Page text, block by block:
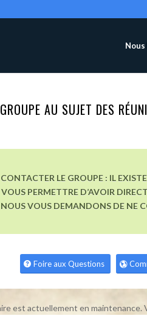
Nous
AU SUJET DES
LE GROUPE : IL
PERMETTRE D’AVOIR
NOUS VOUS DEMANDONS DE NE
Foire aux Questions
est actuellement en maintenance.